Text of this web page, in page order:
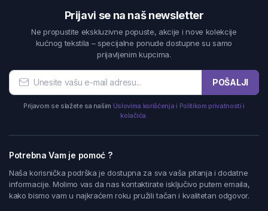
Prijavi se na naš newsletter
Ne propustite ekskluzivne popuste, akcije i nove kolekcije
kućnog tekstila – specijalne ponude dostupne su samo
prijavljenim kupcima.
POŠALJI
Prijavom se slažete sa našim Uslovima korišćenja i Politikom privatnosti i
kolačića.
Potrebna Vam je pomoć ?
Naša korisnička podrška je dostupna za sva vaša pitanja i dodatne
informacije. Molimo vas da nas kontaktirate isključivo putem emaila,
kako bismo vam u najkraćem roku pružili tačan i kvalitetan odgovor.